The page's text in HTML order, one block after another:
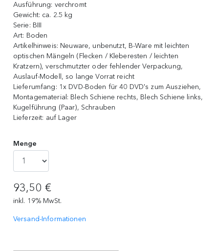
Ausführung: verchromt
Gewicht: ca. 2.5 kg
Serie: BIII
Art: Boden
Artikelhinweis: Neuware, unbenutzt, B-Ware mit leichten
optischen Mängeln (Flecken / Kleberesten / leichten
Kratzern), verschmutzter oder fehlender Verpackung,
Auslauf-Modell, so lange Vorrat reicht
Lieferumfang: 1x DVD-Boden für 40 DVD's zum Ausziehen,
Montagematerial: Blech Schiene rechts, Blech Schiene links,
Kugelführung (Paar), Schrauben
Lieferzeit: auf Lager
Menge
93,50 €
inkl. 19% MwSt.
Versand-Informationen